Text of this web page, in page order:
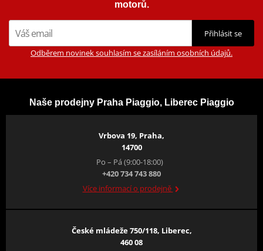
motorů.
Přihlásit se
Odběrem novinek souhlasím se zasíláním osobních údajů.
Naše prodejny Praha Piaggio, Liberec Piaggio
Vrbova 19, Praha,
14700
Po – Pá (9:00-18:00)
+420 734 743 880
Více informací o prodejně
České mládeže 750/118, Liberec,
460 08